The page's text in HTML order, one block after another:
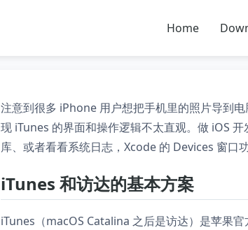
Home
注意到很多 iPhone 用户想把手机里的照片导到
现 iTunes 的界面和操作逻辑不太直观。做 iOS
库、或者看看系统日志，Xcode 的 Devices 窗口
iTunes 和访达的基本方案
iTunes（macOS Catalina 之后是访达）是苹果